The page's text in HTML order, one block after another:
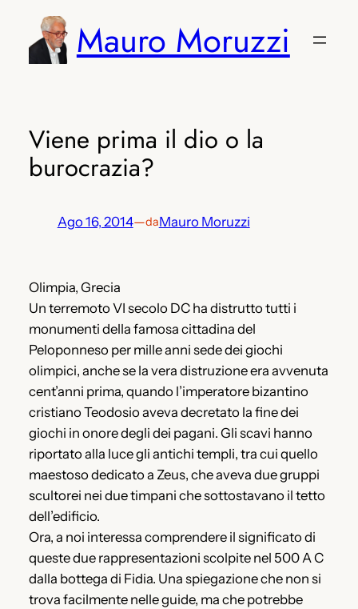
contenuto
Mauro Moruzzi
Viene prima il dio o la
burocrazia?
Ago 16, 2014—daMauro Moruzzi
Olimpia, Grecia
Un terremoto VI secolo DC ha distrutto tutti i
monumenti della famosa cittadina del
Peloponneso per mille anni sede dei giochi
olimpici, anche se la vera distruzione era avvenuta
cent’anni prima, quando l’imperatore bizantino
cristiano Teodosio aveva decretato la fine dei
giochi in onore degli dei pagani. Gli scavi hanno
riportato alla luce gli antichi templi, tra cui quello
maestoso dedicato a Zeus, che aveva due gruppi
scultorei nei due timpani che sottostavano il tetto
dell’edificio.
Ora, a noi interessa comprendere il significato di
queste due rappresentazioni scolpite nel 500 A C
dalla bottega di Fidia. Una spiegazione che non si
trova facilmente nelle guide, ma che potrebbe